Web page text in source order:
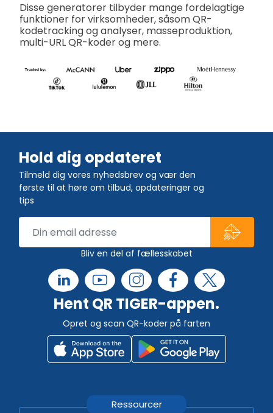
Disse generatorer tilbyder mange fordelagtige
funktioner for virksomheder, såsom QR-
kodetracking og analyser, masseproduktion,
multi-URL QR-koder og mere.
Hold dig opdateret
Tilmeld dig vores nyhedsbrev og vær den
første til at høre om tilbud, opdateringer og
tips
Bliv en del af fællesskabet
Hent QR TIGER-appen.
Opret og scan QR-koder på farten
Ressourcer